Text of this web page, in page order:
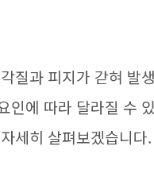
질과 피지가 갇혀 발
인에 따라 달라질 수
세히 살펴보겠습니다.